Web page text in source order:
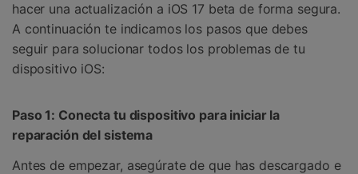
hacer una actualización a iOS 17 beta de forma segura.
A continuación te indicamos los pasos que debes
seguir para solucionar todos los problemas de tu
dispositivo iOS:
Paso 1: Conecta tu dispositivo para iniciar la
reparación del sistema
Antes de empezar, asegúrate de que has descargado e